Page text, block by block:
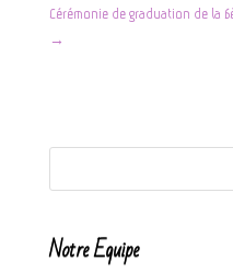
Cérémonie de graduation de la
→
Notre Equipe